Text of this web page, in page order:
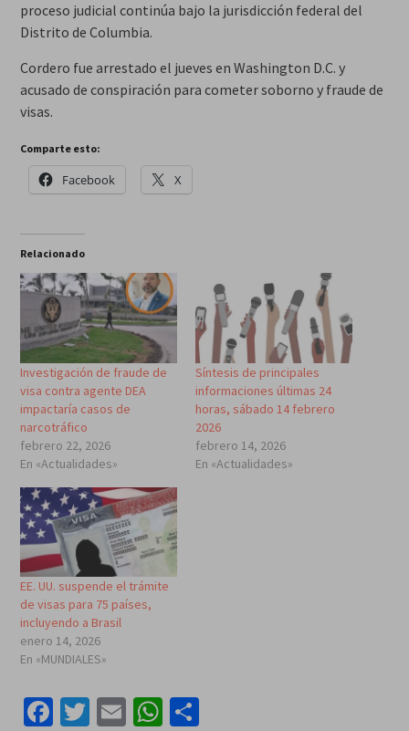
proceso judicial continúa bajo la jurisdicción federal del
Distrito de Columbia.
Cordero fue arrestado el jueves en Washington D.C. y
acusado de conspiración para cometer soborno y fraude de
visas.
Comparte esto:
Facebook X
Relacionado
Investigación de fraude de
visa contra agente DEA
impactaría casos de
narcotráfico
febrero 22, 2026
En «Actualidades»
Síntesis de principales
informaciones últimas 24
horas, sábado 14 febrero
2026
febrero 14, 2026
En «Actualidades»
EE. UU. suspende el trámite
de visas para 75 países,
incluyendo a Brasil
enero 14, 2026
En «MUNDIALES»
Facebook
Twitter
EmailWhatsApp
Compartir